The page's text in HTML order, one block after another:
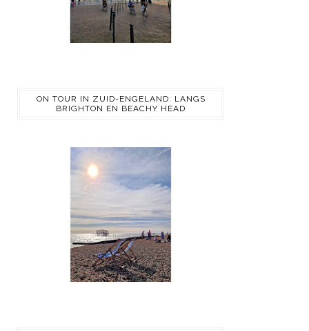
ON TOUR IN ZUID-ENGELAND: LANGS
BRIGHTON EN BEACHY HEAD